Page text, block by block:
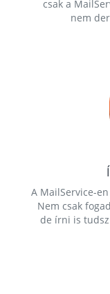
csak a
nem
A MailService-
Nem csak
de írni is